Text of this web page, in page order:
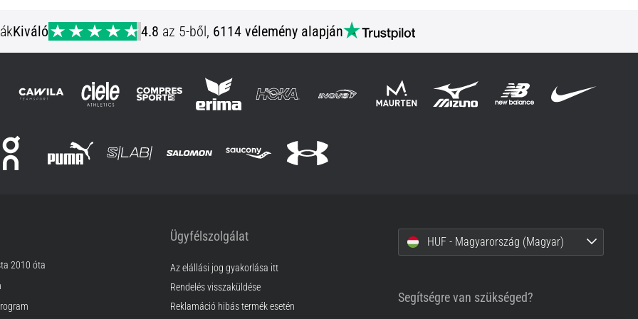
Kiváló 4.8 az 5-ből, 6114 vélemény alapján
2010 óta
Ügyfélszolgálat
Az elállási jog gyakorlása itt
Rendelés visszaküldése
Reklamáció hibás termék esetén
HUF - Magyarország (Magyar)
Segítségre van szükséged?